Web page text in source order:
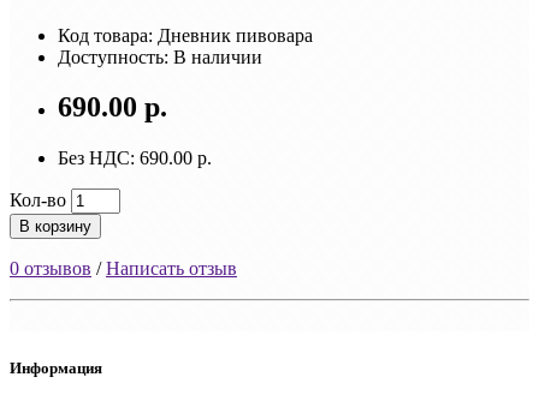
Код товара: Дневник пивовара
Доступность: В наличии
690.00 р.
Без НДС: 690.00 р.
Кол-во
В корзину
0 отзывов /Написать отзыв
Информация